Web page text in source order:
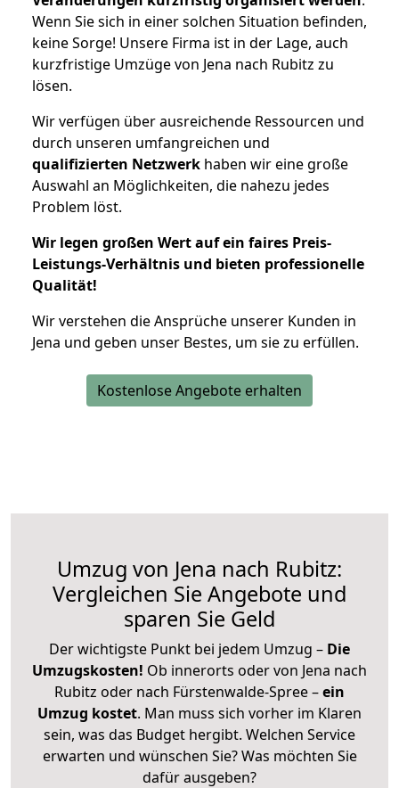
Wenn Sie sich in einer solchen Situation befinden,
keine Sorge! Unsere Firma ist in der Lage, auch
kurzfristige Umzüge von Jena nach Rubitz zu
lösen.
Wir verfügen über ausreichende Ressourcen und
durch unseren umfangreichen und
qualifizierten Netzwerk haben wir eine große
Auswahl an Möglichkeiten, die nahezu jedes
Problem löst.
Wir legen großen Wert auf ein faires Preis-
Leistungs-Verhältnis und bieten professionelle
Qualität!
Wir verstehen die Ansprüche unserer Kunden in
Jena und geben unser Bestes, um sie zu erfüllen.
Kostenlose Angebote erhalten
Umzug von Jena nach Rubitz:
Vergleichen Sie Angebote und
sparen Sie Geld
Der wichtigste Punkt bei jedem Umzug – Die
Umzugskosten! Ob innerorts oder von Jena nach
Rubitz oder nach Fürstenwalde-Spree –ein
Umzug kostet. Man muss sich vorher im Klaren
sein, was das Budget hergibt. Welchen Service
erwarten und wünschen Sie? Was möchten Sie
dafür ausgeben?